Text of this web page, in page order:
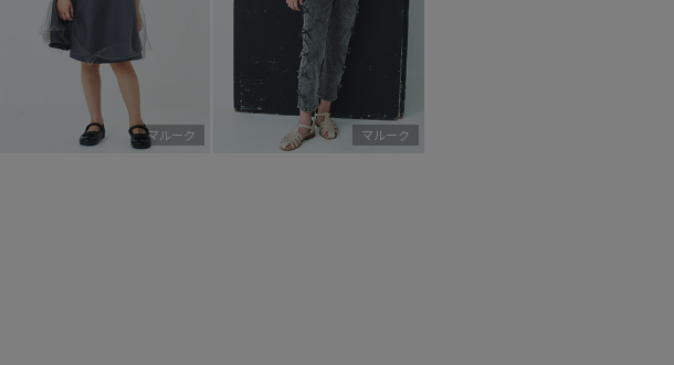
マルーク マルーク